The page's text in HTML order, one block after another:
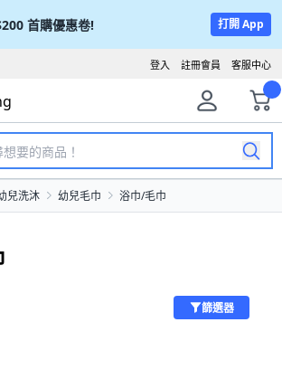
首購優惠卷! 打開 App
客服中心
註冊會員
登入
兒洗沐 幼兒毛巾 浴巾/毛巾
篩選器